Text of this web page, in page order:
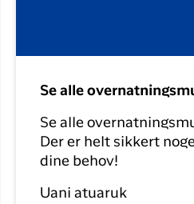
Se alle
Se alle
Der er helt sikkert
dine behov!
Uani atuaruk